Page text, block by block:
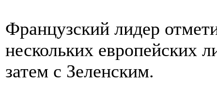
Французский лидер
нескольких европейских
затем с Зеленским.